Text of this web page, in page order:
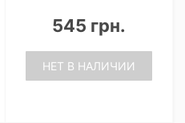
545 грн.
НЕТ В НАЛИЧИИ